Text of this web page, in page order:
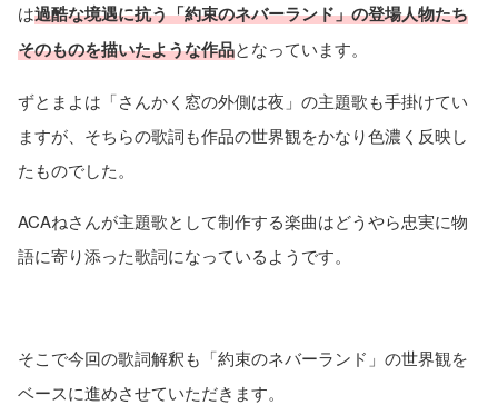
は過酷な境遇に抗う「約束のネバーランド」の登場人物たち
そのものを描いたような作品となっています。
ずとまよは「さんかく窓の外側は夜」の主題歌も手掛けてい
ますが、そちらの歌詞も作品の世界観をかなり色濃く反映し
たものでした。
ACAねさんが主題歌として制作する楽曲はどうやら忠実に物
語に寄り添った歌詞になっているようです。
そこで今回の歌詞解釈も「約束のネバーランド」の世界観を
ベースに進めさせていただきます。